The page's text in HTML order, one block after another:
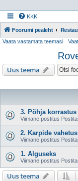
KKK
Foorumi pealeht
Vaata vastamata teemasi
Uus teema
3. Põhja korrastus
Viimane postitus
2. Karpide vahetus
Viimane postitus
1. Alguseks
Viimane postitus
Uus teema